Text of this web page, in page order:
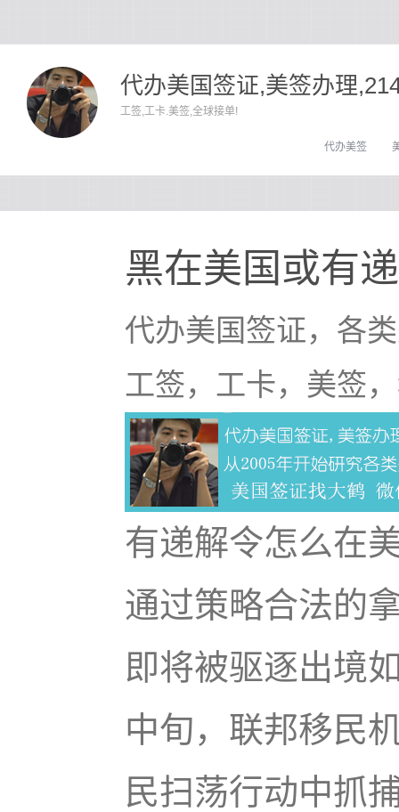
代办美国签证,美签办理
工签,工卡.美签,全球接单!
代办美签
黑在美国或有
代办美国签证，各
工签，工卡，美签
有递解令怎么在
通过策略合法的
即将被驱逐出境
中旬，联邦移民
民扫荡行动中抓